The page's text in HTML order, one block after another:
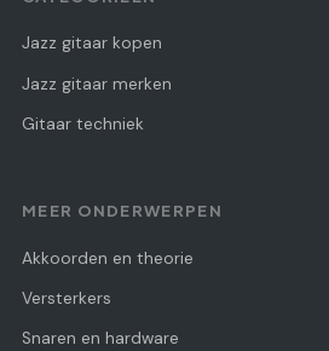
Jazz gitaar kopen
Jazz gitaar merken
Gitaar techniek
MEER ONDERWERPEN
Akkoorden en theorie
Versterkers
Snaren en hardware